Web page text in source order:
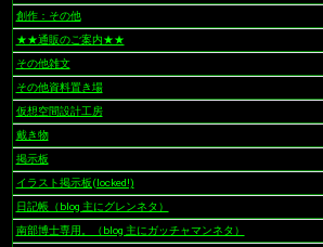
創作：その他
★★通販のご案内★★
その他雑文
その他資料置き場
仮想空間設計工房
戴き物
掲示板
イラスト掲示板(locked!)
日記帳（blog 主にグレンネタ）
南部博士専用。（blog 主にガッチャマンネタ）